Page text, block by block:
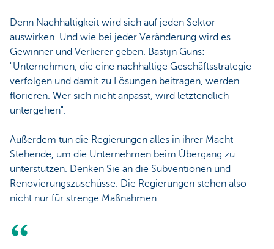
Denn Nachhaltigkeit wird sich auf jeden Sektor
auswirken. Und wie bei jeder Veränderung wird es
Gewinner und Verlierer geben. Bastijn Guns:
"Unternehmen, die eine nachhaltige Geschäftsstrategie
verfolgen und damit zu Lösungen beitragen, werden
florieren. Wer sich nicht anpasst, wird letztendlich
untergehen".
Außerdem tun die Regierungen alles in ihrer Macht
Stehende, um die Unternehmen beim Übergang zu
unterstützen. Denken Sie an die Subventionen und
Renovierungszuschüsse. Die Regierungen stehen also
nicht nur für strenge Maßnahmen.